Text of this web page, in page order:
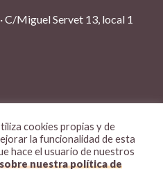
C/Miguel Servet 13, local 1
cookies propias y de
la funcionalidad de esta
hace el usuario de nuestros
nuestra política de